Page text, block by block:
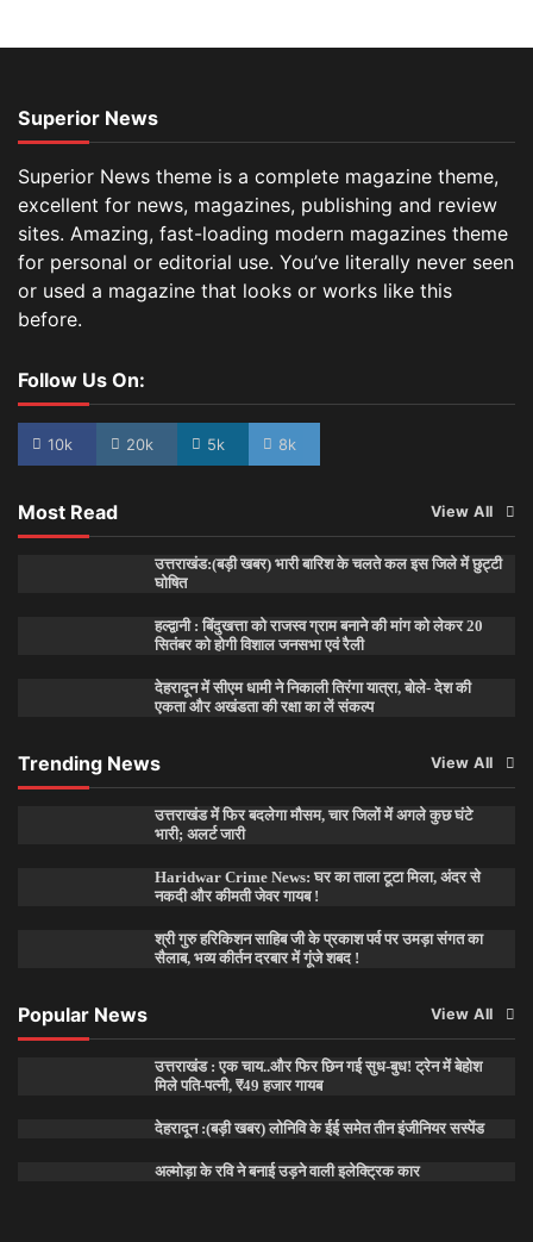
Superior News
Superior News theme is a complete magazine theme,
excellent for news, magazines, publishing and review
sites. Amazing, fast-loading modern magazines theme
for personal or editorial use. You’ve literally never seen
or used a magazine that looks or works like this
before.
Follow Us On:
10k 20k 5k 8k
Most Read View All
उत्तराखंड:(बड़ी खबर) भारी बारिश के चलते कल इस जिले में छुट्टी
घोषित
हल्द्वानी : बिंदुखत्ता को राजस्व ग्राम बनाने की मांग को लेकर 20
सितंबर को होगी विशाल जनसभा एवं रैली
देहरादून में सीएम धामी ने निकाली तिरंगा यात्रा, बोले- देश की
एकता और अखंडता की रक्षा का लें संकल्प
Trending News View All
उत्तराखंड में फिर बदलेगा मौसम, चार जिलों में अगले कुछ घंटे
भारी; अलर्ट जारी
Haridwar Crime News: घर का ताला टूटा मिला, अंदर से
नकदी और कीमती जेवर गायब !
श्री गुरु हरिकिशन साहिब जी के प्रकाश पर्व पर उमड़ा संगत का
सैलाब, भव्य कीर्तन दरबार में गूंजे शबद !
Popular News View All
उत्तराखंड : एक चाय..और फिर छिन गई सुध-बुध! ट्रेन में बेहोश
मिले पति-पत्नी, ₹49 हजार गायब
देहरादून :(बड़ी खबर) लोनिवि के ईई समेत तीन इंजीनियर सस्पेंड
अल्मोड़ा के रवि ने बनाई उड़ने वाली इलेक्ट्रिक कार